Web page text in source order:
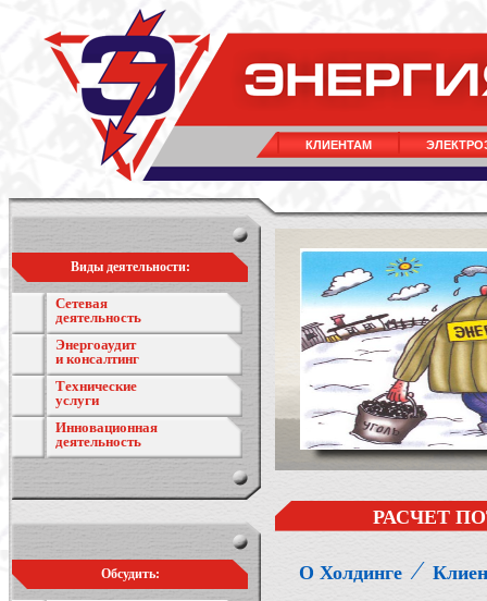
КЛИЕНТАМ
Виды деятельности:
Сетевая
деятельность
Энергоаудит
и консалтинг
Технические
услуги
Инновационная
деятельность
Обсудить:
РАСЧЕТ
О Холдинге ⁄